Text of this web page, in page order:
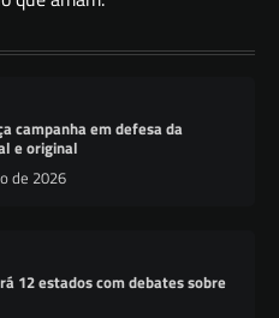
campanha em defesa da
e original
de 2026
12 estados com debates sobre